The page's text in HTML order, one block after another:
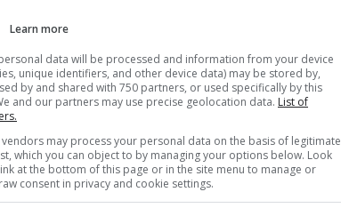
Learn more
data will be processed and information from your device
unique identifiers, and other device data) may be stored by,
by and shared with 750 partners, or used specifically by this
and our partners may use precise geolocation data. List of
vendors may process your personal data on the basis of legitimate
which you can object to by managing your options below. Look
at the bottom of this page or in the site menu to manage or
consent in privacy and cookie settings.